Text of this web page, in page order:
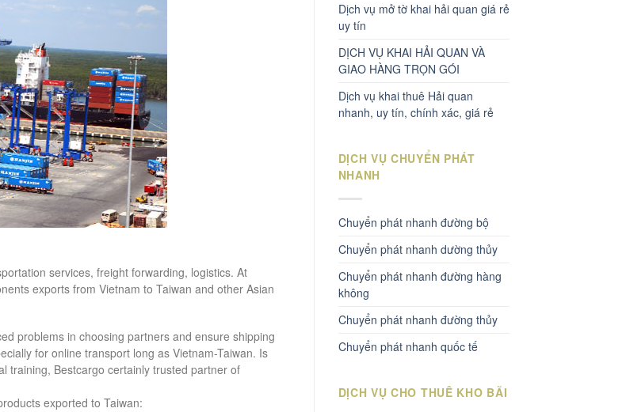
services, freight forwarding, logistics.At
exports from Vietnam to Taiwan and other Asian
problems in choosing partners and ensure shipping
for onlinetransport long as Vietnam-Taiwan. Is
training, Bestcargo certainly trusted partner of
exported to Taiwan:
Dịch vụ mở tờ khai hải quan giá rẻ
uy tín
DỊCH VỤ KHAI HẢI QUAN VÀ
GIAO HÀNG TRỌN GÓI
Dịch vụ khai thuê Hải quan
nhanh, uy tín, chính xác, giá rẻ
DỊCH VỤ CHUYỂN PHÁT
NHANH
Chuyển phát nhanh đường bộ
Chuyển phát nhanh dường thủy
Chuyển phát nhanh đường hàng
không
Chuyển phát nhanh đường thủy
Chuyển phát nhanh quốc tế
DỊCH VỤ CHO THUÊ KHO BÃI